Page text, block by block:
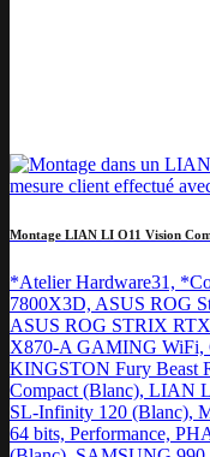
Montage LIAN LI O11 Vision
*Atelier Hardware31,
7800X3D, ASUS ROG
ASUS ROG STRIX
X870-A GAMING WiFi,
KINGSTON Fury Beast
Compact (Blanc), LIAN
SL-Infinity 120 (Blanc),
64 bits, Performance,